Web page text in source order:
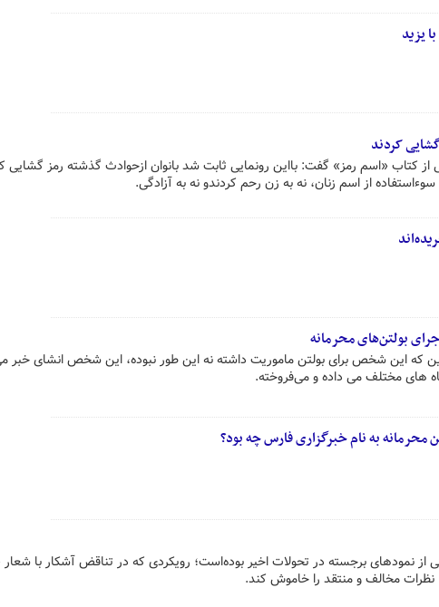
یزید
از کتاب «اسم رمز» گفت: بااین رونمایی ثابت شد بانوان ازحوادث گذشته رمز گشایی
از اسم زنان، نه به زن رحم کردندو نه به آزادگی.
بولتن‌های محرمانه
که این شخص برای بولتن ماموریت داشته نه این طور نبوده، این شخص انشای خبر
های مختلف می داده و می‌فروخته.
محرمانه به نام خبرگزاری فارس چه بود؟
از نمودهای برجسته در تحولات اخیر بوده‌است؛ رویکردی که در تناقض آشکار با
مخالف و منتقد را خاموش کند.